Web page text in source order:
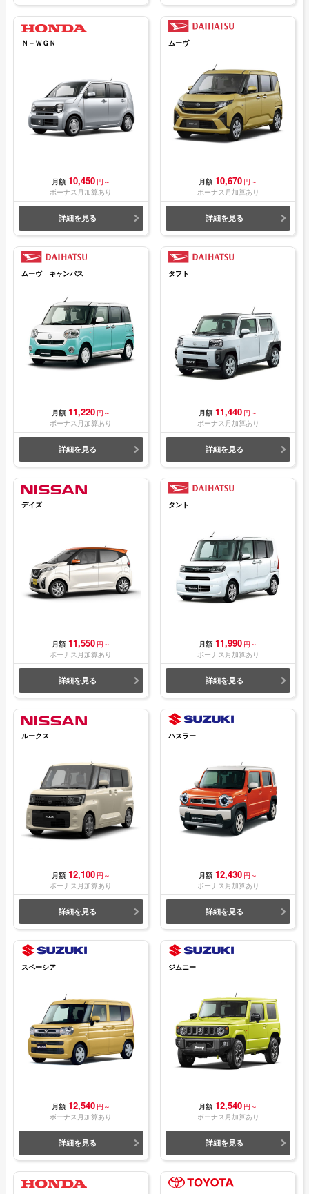
Ｎ－ＷＧＮ
月額 10,450 円～
ボーナス月加算あり
詳細を見る
ムーヴ
月額 10,670 円～
ボーナス月加算あり
詳細を見る
ムーヴ キャンバス
月額 11,220 円～
ボーナス月加算あり
詳細を見る
タフト
月額 11,440 円～
ボーナス月加算あり
詳細を見る
デイズ
月額 11,550 円～
ボーナス月加算あり
詳細を見る
タント
月額 11,990 円～
ボーナス月加算あり
詳細を見る
ルークス
月額 12,100 円～
ボーナス月加算あり
詳細を見る
ハスラー
月額 12,430 円～
ボーナス月加算あり
詳細を見る
スペーシア
月額 12,540 円～
ボーナス月加算あり
詳細を見る
ジムニー
月額 12,540 円～
ボーナス月加算あり
詳細を見る